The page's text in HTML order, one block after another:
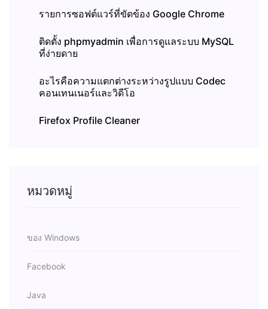
รายการซอฟต์แวร์ที่ขัดข้อง Google Chrome
ติดตั้ง phpmyadmin เพื่อการดูแลระบบ MySQL
ที่ง่ายดาย
อะไรคือความแตกต่างระหว่างรูปแบบ Codec
คอนเทนเนอร์และวิดีโอ
Firefox Profile Cleaner
หมวดหมู่
ของ Windows
Facebook
Java